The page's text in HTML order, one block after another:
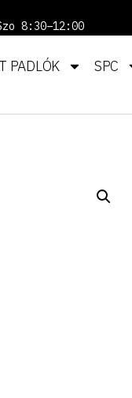
8:30–12:00
PADLÓK SPC